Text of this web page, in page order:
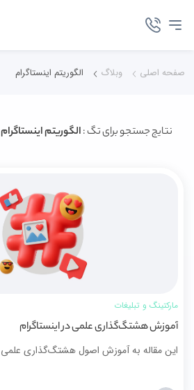
صفحه اصلی وبلاگ الگوریتم اینستاگرام
نتایج جستجو برای تگ :الگوریتم اینستاگرام
مارکتینگ و تبلیغات
آموزش هشتگ‌گذاری علمی در اینستاگرام